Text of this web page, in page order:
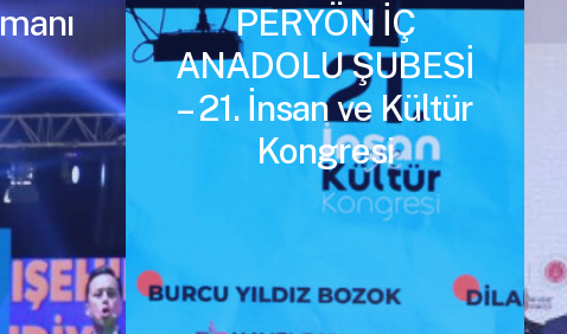
PERYÖN İÇ
ANADOLU ŞUBESİ
– 21. İnsan ve Kültür
Kongresi